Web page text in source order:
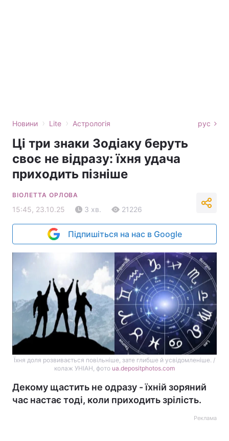
Новини › Lite › Астрологія рус
Ці три знаки Зодіаку беруть
своє не відразу: їхня удача
приходить пізніше
ВІОЛЕТТА ОРЛОВА
15:45, 23.10.25 3 хв. 21226
Підпишіться на нас в Google
Їхня доля розвивається повільніше, зате глибше й усвідомленіше. /
колаж УНІАН, фото ua.depositphotos.com
Декому щастить не одразу - їхній зоряний
час настає тоді, коли приходить зрілість.
Реклама